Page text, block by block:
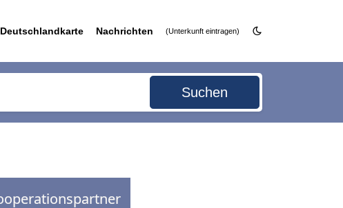
Deutschlandkarte Nachrichten (Unterkunft eintragen)
Suchen